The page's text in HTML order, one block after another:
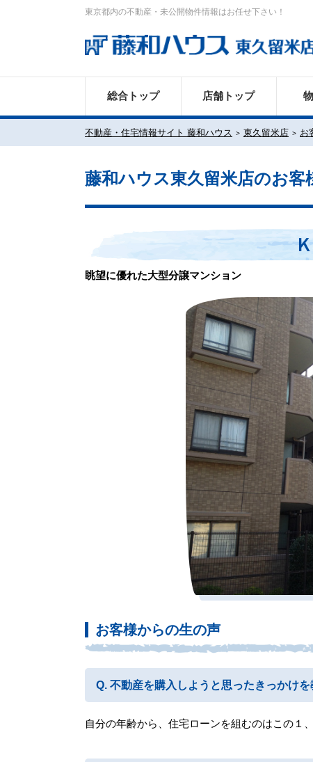
東京都内の不動産・未公開物件情報はお任せ下さい！
総合トップ 店舗トップ
不動産・住宅情報サイト 藤和ハウス 東久留米店 お
藤和ハウス東久留米店のお客
眺望に優れた大型分譲マンション
お客様からの生の声
不動産を購入しようと思ったきっかけを
自分の年齢から、住宅ローンを組むのはこの１